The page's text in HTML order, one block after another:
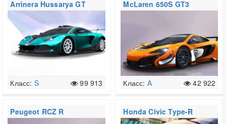
Arrinera Hussarya GT
Класс: S 99 913
McLaren 650S GT3
Класс: A 42 922
Peugeot RCZ R Honda Civic Type-R